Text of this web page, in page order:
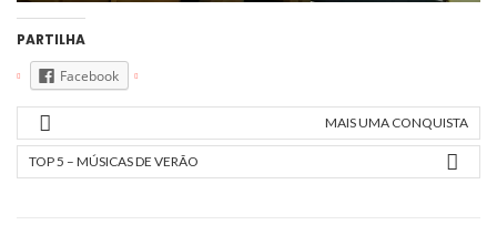
PARTILHA
Facebook
MAIS UMA CONQUISTA
TOP 5 – MÚSICAS DE VERÃO